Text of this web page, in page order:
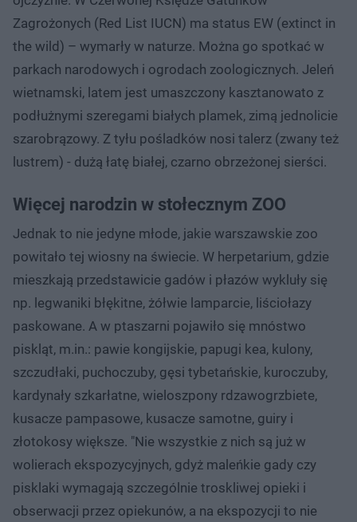
Zagrożonych (Red List IUCN) ma status EW (extinct in
the wild) – wymarły w naturze. Można go spotkać w
parkach narodowych i ogrodach zoologicznych. Jeleń
wietnamski, latem jest umaszczony kasztanowato z
podłużnymi szeregami białych plamek, zimą jednolicie
szarobrązowy. Z tyłu pośladków nosi talerz (zwany też
lustrem) - dużą łatę białej, czarno obrzeżonej sierści.
Więcej narodzin w stołecznym ZOO
Jednak to nie jedyne młode, jakie warszawskie zoo
powitało tej wiosny na świecie. W herpetarium, gdzie
mieszkają przedstawicie gadów i płazów wykluły się
np. legwaniki błękitne, żółwie lamparcie, liściołazy
paskowane. A w ptaszarni pojawiło się mnóstwo
piskląt, m.in.: pawie kongijskie, papugi kea, kulony,
szczudłaki, puchoczuby, gęsi tybetańskie, kuroczuby,
kardynały szkarłatne, wieloszpony rdzawogrzbiete,
kusacze pampasowe, kusacze samotne, guiry i
złotokosy większe. "Nie wszystkie z nich są już w
wolierach ekspozycyjnych, gdyż maleńkie gady czy
pisklaki wymagają szczególnie troskliwej opieki i
obserwacji przez opiekunów, a na ekspozycji to nie